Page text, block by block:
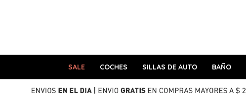
SALE COCHES SILLAS DE AUTO BAÑO